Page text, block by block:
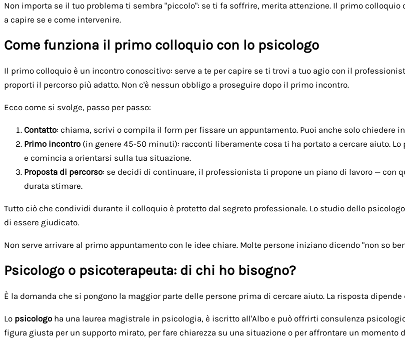
Non importa se il tuo problema ti sembra "piccolo": se ti fa soffrire, merita attenzione. Il primo
a capire se e come intervenire.
Come funziona il primo colloquio con lo psicologo
Il primo colloquio è un incontro conoscitivo: serve a te per capire se ti trovi a tuo agio con il
proporti il percorso più adatto. Non c'è nessun obbligo a proseguire dopo il primo incontro.
Ecco come si svolge, passo per passo:
Contatto: chiama, scrivi o compila il form per fissare un appuntamento. Puoi anche solo chiedere
Primo incontro(in genere 45-50 minuti): racconti liberamente cosa ti ha portato a cercare aiuto.
e comincia a orientarsi sulla tua situazione.
Proposta di percorso: se decidi di continuare, il professionista ti propone un piano di lavoro — con
durata stimare.
Tutto ciò che condividi durante il colloquio è protetto dal segreto professionale. Lo studio dello
di essere giudicato.
Non serve arrivare al primo appuntamento con le idee chiare. Molte persone iniziano dicendo "non so
Psicologo o psicoterapeuta: di chi ho bisogno?
È la domanda che si pongono la maggior parte delle persone prima di cercare aiuto. La risposta
Lo psicologoha una laurea magistrale in psicologia, è iscritto all'Albo e può offrirti consulenza
figura giusta per un supporto mirato, per fare chiarezza su una situazione o per affrontare un momento